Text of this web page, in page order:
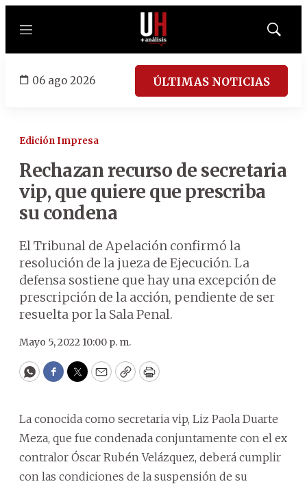
Menú
Mostrar
06 ago 2026 ÚLTIMAS NOTICIAS
Edición Impresa
Rechazan recurso de secretaria
vip, que quiere que prescriba
su condena
El Tribunal de Apelación confirmó la
resolución de la jueza de Ejecución. La
defensa sostiene que hay una excepción de
prescripción de la acción, pendiente de ser
resuelta por la Sala Penal.
Mayo 5, 2022 10:00 p. m.
WhatsApp
Facebook
Twitter
EmailCopyPrint
La conocida como secretaria vip, Liz Paola Duarte
Meza, que fue condenada conjuntamente con el ex
contralor Óscar Rubén Velázquez, deberá cumplir
con las condiciones de la suspensión de su